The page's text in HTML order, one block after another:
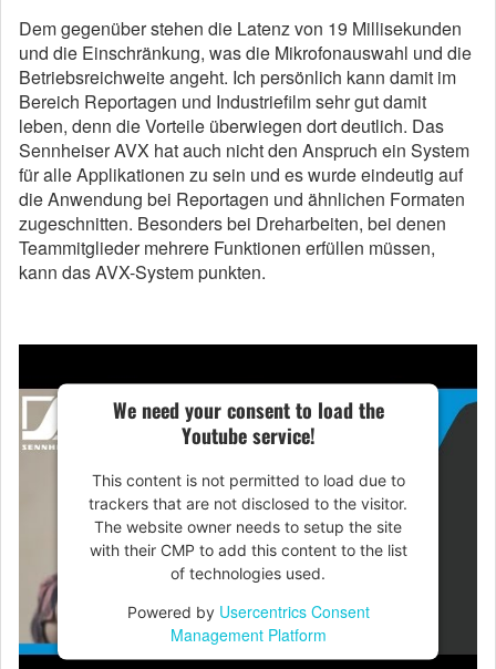
Dem gegenüber stehen die Latenz von 19 Millisekunden
und die Einschränkung, was die Mikrofonauswahl und die
Betriebsreichweite angeht. Ich persönlich kann damit im
Bereich Reportagen und Industriefilm sehr gut damit
leben, denn die Vorteile überwiegen dort deutlich. Das
Sennheiser AVX hat auch nicht den Anspruch ein System
für alle Applikationen zu sein und es wurde eindeutig auf
die Anwendung bei Reportagen und ähnlichen Formaten
zugeschnitten. Besonders bei Dreharbeiten, bei denen
Teammitglieder mehrere Funktionen erfüllen müssen,
kann das AVX-System punkten.
We need your consent to load the
Youtube service!
This content is not permitted to load due to
trackers that are not disclosed to the visitor.
The website owner needs to setup the site
with their CMP to add this content to the list
of technologies used.
Powered by Usercentrics Consent
Management Platform